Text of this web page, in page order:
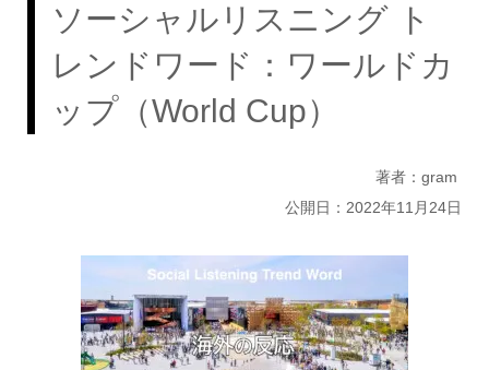
ソーシャルリスニング ト
レンドワード：ワールドカ
ップ（World Cup）
著者：gram
公開日：2022年11月24日